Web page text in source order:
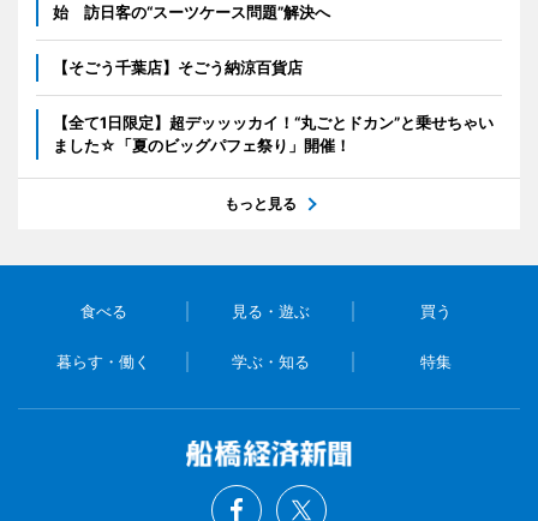
始 訪日客の“スーツケース問題”解決へ
【そごう千葉店】そごう納涼百貨店
【全て1日限定】超デッッッカイ！“丸ごとドカン”と乗せちゃい
ました☆「夏のビッグパフェ祭り」開催！
もっと見る
食べる 見る・遊ぶ 買う
暮らす・働く 学ぶ・知る 特集